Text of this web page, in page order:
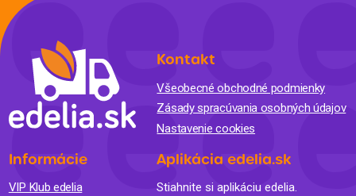
Kontakt
Všeobecné obchodné podmienky
Zásady spracúvania osobných údajov
Nastavenie cookies
Informácie
VIP Klub edelia
Aplikácia edelia.sk
Stiahnite si aplikáciu edelia.